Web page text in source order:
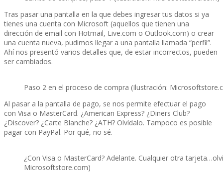
Tras pasar una pantalla en la que debes ingresar tus datos si ya
tienes una cuenta con Microsoft (aquellos que tienen una
dirección de email con Hotmail, Live.com o Outlook.com) o crear
una cuenta nueva, pudimos llegar a una pantalla llamada “perfil”.
Ahí­ nos presentó varios detalles que, de estar incorrectos, pueden
ser cambiados.
Paso 2 en el proceso de compra (Ilustración:
Al pasar a la pantalla de pago, se nos permite efectuar el pago
con Visa o MasterCard. ¿American Express? ¿Diners Club?
¿Discover? ¿Carte Blanche? ¿ATH? Olví­dalo. Tampoco es posible
pagar con PayPal. Por qué, no sé.
¿Con Visa o MasterCard? Adelante. Cualquier otra
Microsoftstore.com)